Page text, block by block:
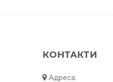
КОНТАКТИ
Адреса: